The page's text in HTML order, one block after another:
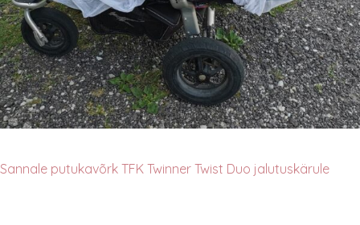
Sannale putukavõrk TFK Twinner Twist Duo jalutuskärule